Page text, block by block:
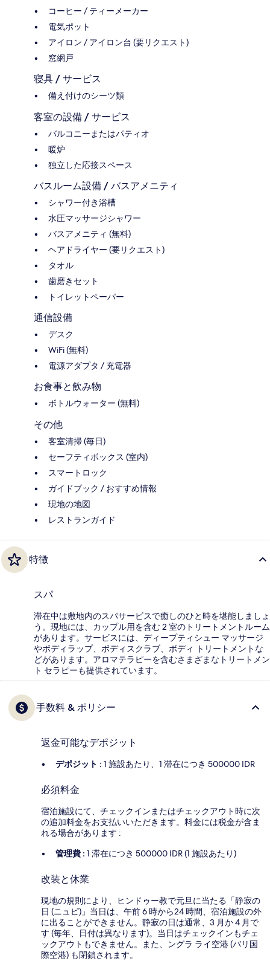
コーヒー / ティーメーカー
電気ポット
アイロン / アイロン台 (要リクエスト)
窓網戸
寝具 / サービス
備え付けのシーツ類
客室の設備 / サービス
バルコニーまたはパティオ
暖炉
独立した応接スペース
バスルーム設備 / バスアメニティ
シャワー付き浴槽
水圧マッサージシャワー
バスアメニティ (無料)
ヘアドライヤー (要リクエスト)
タオル
歯磨きセット
トイレットペーパー
通信設備
デスク
WiFi (無料)
電源アダプタ / 充電器
お食事と飲み物
ボトルウォーター (無料)
その他
客室清掃 (毎日)
セーフティボックス (室内)
スマートロック
ガイドブック / おすすめ情報
現地の地図
レストランガイド
特徴
スパ
滞在中は敷地内のスパサービスで癒しのひと時を堪能しましょ
う。現地には、カップル用を含む 2 室のトリートメントルーム
があります。サービスには、ディープティシュー マッサージ
やボディラップ、ボディスクラブ、ボディ トリートメントな
どがあります。アロマテラピーを含むさまざまなトリートメン
ト セラピーも提供されています。
手数料 & ポリシー
返金可能なデポジット
デポジット : 1 施設あたり、1 滞在につき 500000 IDR
必須料金
宿泊施設にて、チェックインまたはチェックアウト時に次
の追加料金をお支払いいただきます。料金には税金が含ま
れる場合があります :
管理費 : 1 滞在につき 500000 IDR (1 施設あたり)
改装と休業
現地の規則により、ヒンドゥー教で元旦に当たる「静寂の
日 (ニュピ)」当日は、午前 6 時から24 時間、宿泊施設の外
に出ることができません。静寂の日は通常、3 月か 4 月で
す (毎年、日付は異なります)。当日はチェックインもチェ
ックアウトもできません。また、ングラ ライ空港 (バリ国
際空港) も閉鎖されます。